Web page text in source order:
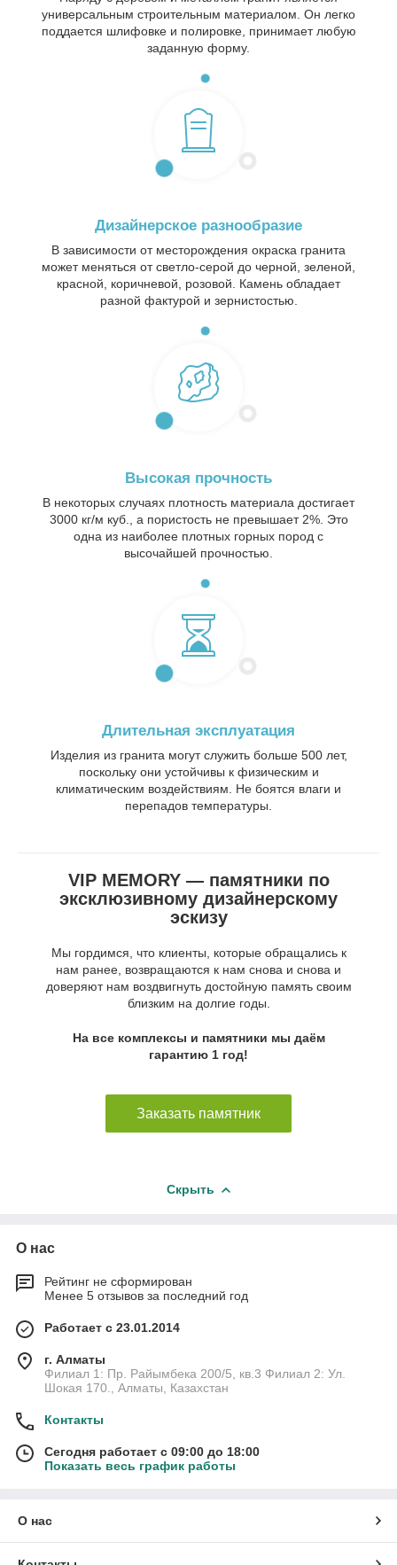
универсальным строительным материалом. Он легко
поддается шлифовке и полировке, принимает любую
заданную форму.
Дизайнерское разнообразие
В зависимости от месторождения окраска гранита
может меняться от светло-серой до черной, зеленой,
красной, коричневой, розовой. Камень обладает
разной фактурой и зернистостью.
Высокая прочность
В некоторых случаях плотность материала достигает
3000 кг/м куб., а пористость не превышает 2%. Это
одна из наиболее плотных горных пород с
высочайшей прочностью.
Длительная эксплуатация
Изделия из гранита могут служить больше 500 лет,
поскольку они устойчивы к физическим и
климатическим воздействиям. Не боятся влаги и
перепадов температуры.
VIP MEMORY — памятники по
эксклюзивному дизайнерскому
эскизу
Мы гордимся, что клиенты, которые обращались к
нам ранее, возвращаются к нам снова и снова и
доверяют нам воздвигнуть достойную память своим
близким на долгие годы.
На все комплексы и памятники мы даём
гарантию 1 год!
Заказать памятник
Скрыть
О нас
Рейтинг не сформирован
Менее 5 отзывов за последний год
Работает с 23.01.2014
г. Алматы
Филиал 1: Пр. Райымбека 200/5, кв.3 Филиал 2: Ул.
Шокая 170., Алматы, Казахстан
Контакты
Сегодня работает с 09:00 до 18:00
Показать весь график работы
О нас